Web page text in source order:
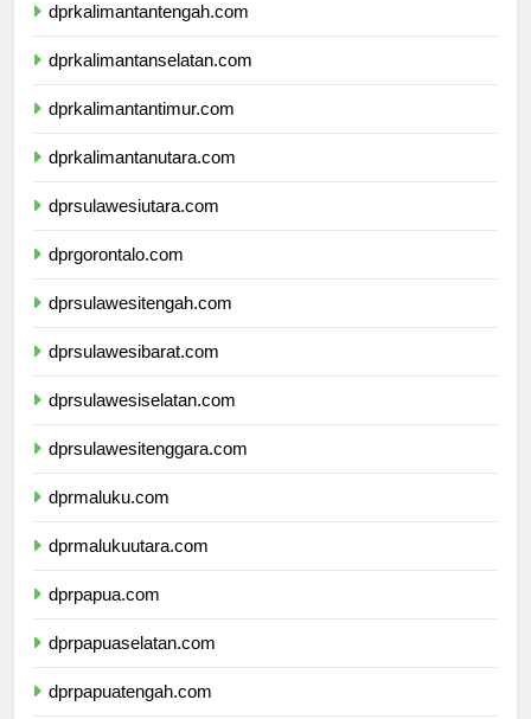
dprkalimantantengah.com
dprkalimantanselatan.com
dprkalimantantimur.com
dprkalimantanutara.com
dprsulawesiutara.com
dprgorontalo.com
dprsulawesitengah.com
dprsulawesibarat.com
dprsulawesiselatan.com
dprsulawesitenggara.com
dprmaluku.com
dprmalukuutara.com
dprpapua.com
dprpapuaselatan.com
dprpapuatengah.com